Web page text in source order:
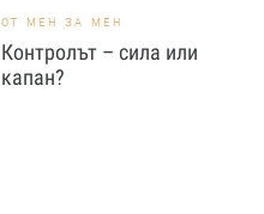
ОТ МЕН ЗА МЕН
Контролът – сила или
капан?